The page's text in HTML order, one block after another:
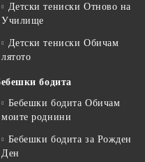
Детски тениски Отново на
Училище
Детски тениски Обичам
лятото
бодита
Бебешки бодита Обичам
моите роднини
Бебешки бодита за Рожден
Ден